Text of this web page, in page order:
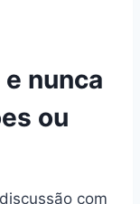
nunca
ou
com